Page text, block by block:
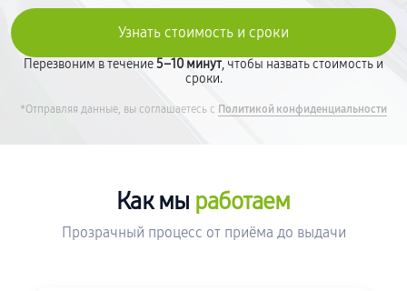
Перезвоним в течение5–10 минут, чтобы назвать стоимость и
сроки.
*Отправляя данные, вы соглашаетесь с Политикой конфиденциальности
Как мы работаем
Прозрачный процесс от приёма до выдачи